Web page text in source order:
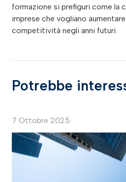
formazione si prefiguri come la
imprese che vogliano
competitività negli anni futuri.
Potrebbe
7 Ottobre 2025